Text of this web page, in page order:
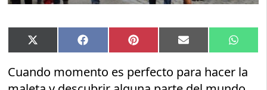
Compartir
en
X
(Twitter)
Compartir
en
Facebook Compartir
en
Pinterest Compartir
en
Email
en
Cuando momento es perfecto para hacer la